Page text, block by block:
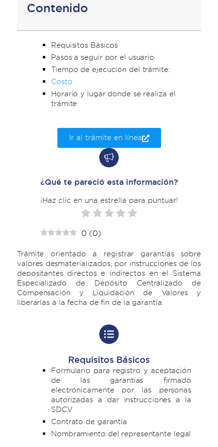
Contenido
Requisitos Básicos
Pasos a seguir por el usuario
Tiempo de ejecución del trámite:
Costo
Horario y lugar donde se realiza el
trámite
Ir al trámite en línea
¿Qué te pareció esta información?
¡Haz clic en una estrella para puntuar!
0 (0)
Trámite orientado a registrar garantías sobre
valores desmaterializados, por instrucciones de los
depositantes directos e indirectos en el Sistema
Especializado de Depósito Centralizado de
Compensación y Liquidación de Valores y
liberarlas a la fecha de fin de la garantía.
Requisitos Básicos
Formulario para registro y aceptación
de las garantías firmado
electrónicamente por las personas
autorizadas a dar instrucciones a la
SDCV
Contrato de garantía
Nombramiento del representante legal